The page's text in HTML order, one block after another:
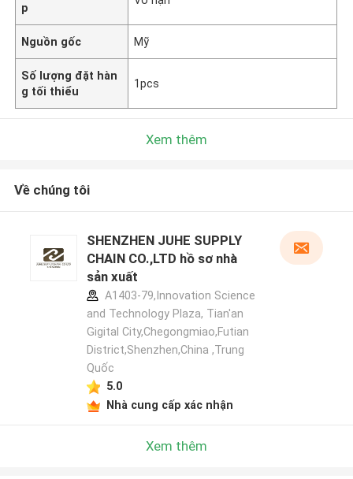
p
Nguồn gốc Mỹ
Số lượng đặt hàn
g tối thiểu
1pcs
Xem thêm
Về chúng tôi
SHENZHEN JUHE SUPPLY
CHAIN CO.,LTD hồ sơ nhà
sản xuất
A1403-79,Innovation Science
and Technology Plaza, Tian'an
Gigital City,Chegongmiao,Futian
District,Shenzhen,China ,Trung
Quốc
5.0
Nhà cung cấp xác nhận
Xem thêm